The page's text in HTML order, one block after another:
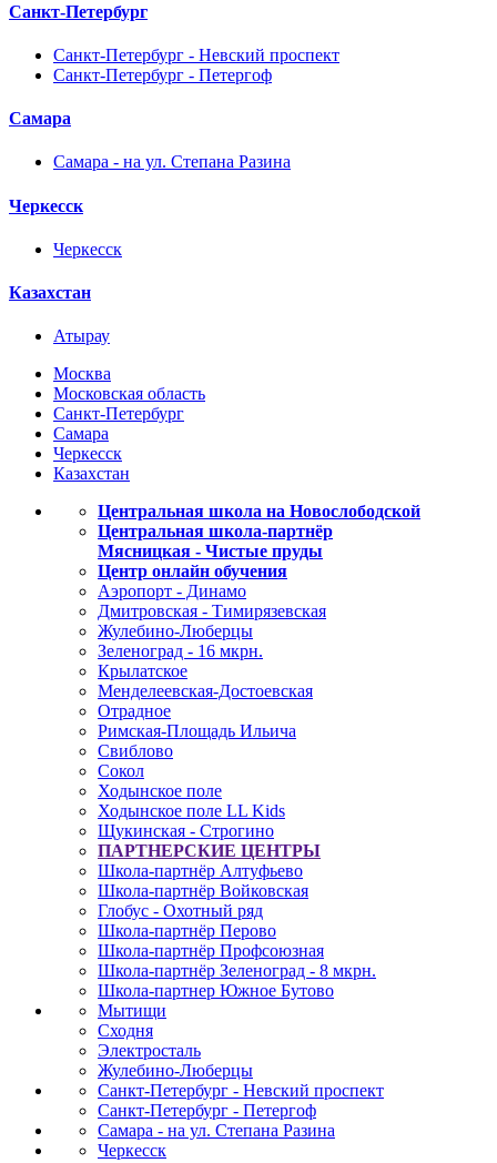
Санкт-Петербург
Санкт-Петербург - Невский проспект
Санкт-Петербург - Петергоф
Самара
Самара - на ул. Степана Разина
Черкесск
Черкесск
Казахстан
Атырау
Москва
Московская область
Санкт-Петербург
Самара
Черкесск
Казахстан
Центральная школа на Новослободской
Центральная школа-партнёр
Мясницкая - Чистые пруды
Центр онлайн обучения
Аэропорт - Динамо
Дмитровская - Тимирязевская
Жулебино-Люберцы
Зеленоград - 16 мкрн.
Крылатское
Менделеевская-Достоевская
Отрадное
Римская-Площадь Ильича
Свиблово
Сокол
Ходынское поле
Ходынское поле LL Kids
Щукинская - Строгино
ПАРТНЕРСКИЕ ЦЕНТРЫ
Школа-партнёр Алтуфьево
Школа-партнёр Войковская
Глобус - Охотный ряд
Школа-партнёр Перово
Школа-партнёр Профсоюзная
Школа-партнёр Зеленоград - 8 мкрн.
Школа-партнер Южное Бутово
Мытищи
Сходня
Электросталь
Жулебино-Люберцы
Санкт-Петербург - Невский проспект
Санкт-Петербург - Петергоф
Самара - на ул. Степана Разина
Черкесск